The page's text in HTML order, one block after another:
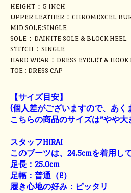
HEIGHT：5 INCH
UPPER LEATHER：CHROMEXCEL
MID SOLE:SINGLE
SOLE：DAINITE SOLE & BLOCK HEEL
STITCH：SINGLE
HARD WEAR：DRESS EYELET & HOOK
TOE : DRESS CAP
【サイズ目安】
(個人差がございますので、あく
こちらの商品のサイズは”やや大
スタッフHIRAI
このブーツは、24.5cmを着用し
足長：25.0cm
足幅：普通（E）
履き心地の好み：ピッタリ